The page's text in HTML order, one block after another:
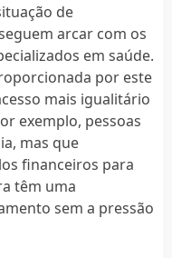
de
arcar com os
em saúde.
por este
mais igualitário
exemplo, pessoas
mas que
financeiros para
têm uma
sem a pressão